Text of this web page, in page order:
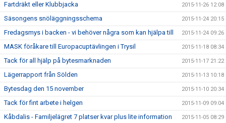
Fartdräkt eller Klubbjacka 2015-11-26 12:08
Säsongens snöläggningsschema 2015-11-24 20:15
Fredagsmys i backen - vi behöver några som kan hjälpa till 2015-11-24 09:26
MASK föråkare till Europacuptävlingen i Trysil 2015-11-18 08:34
Tack för all hjälp på bytesmarknaden 2015-11-17 21:22
Lägerrapport från Sölden 2015-11-13 10:18
Bytesdag den 15 november 2015-11-10 20:34
Tack för fint arbete i helgen 2015-11-09 09:04
Kåbdalis - Familjelägret 7 platser kvar plus lite information 2015-11-05 08:29